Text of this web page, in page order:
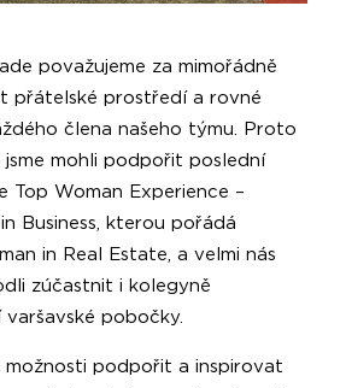
považujeme za mimořádně
přátelské prostředí a rovné
člena našeho týmu. Proto
jsme mohli podpořit poslední
Top Woman Experience –
Business, kterou pořádá
in Real Estate, a velmi nás
zúčastnit i kolegyně
pobočky.
možnosti podpořit a inspirovat